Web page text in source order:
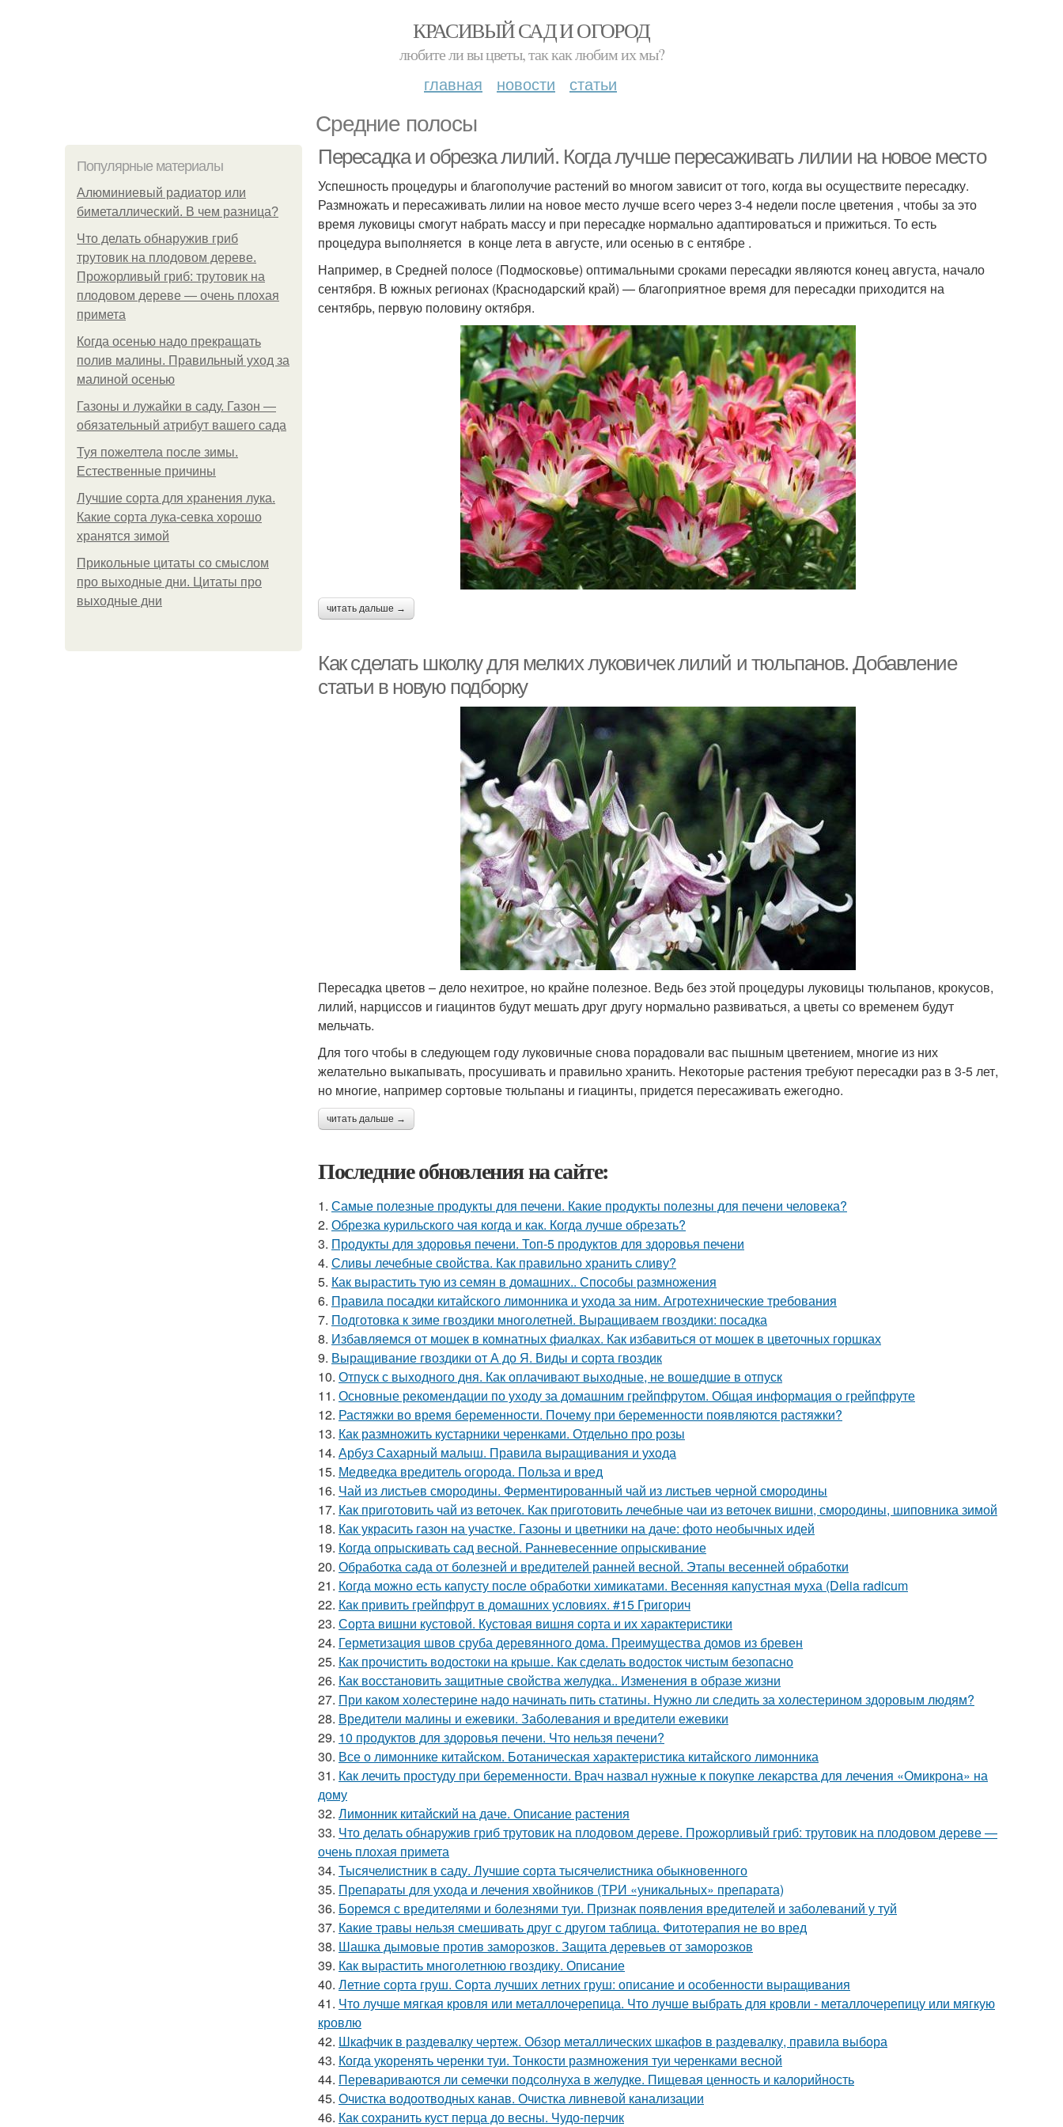
КРАСИВЫЙ САД И ОГОРОД
любите ли вы цветы, так как любим их мы?
главная новости статьи
Средние полосы
Популярные материалы
Алюминиевый радиатор или
биметаллический. В чем разница?
Что делать обнаружив гриб
трутовик на плодовом дереве.
Прожорливый гриб: трутовик на
плодовом дереве — очень плохая
примета
Когда осенью надо прекращать
полив малины. Правильный уход за
малиной осенью
Газоны и лужайки в саду. Газон —
обязательный атрибут вашего сада
Туя пожелтела после зимы.
Естественные причины
Лучшие сорта для хранения лука.
Какие сорта лука-севка хорошо
хранятся зимой
Прикольные цитаты со смыслом
про выходные дни. Цитаты про
выходные дни
Пересадка и обрезка лилий. Когда лучше пересаживать лилии на новое место
Успешность процедуры и благополучие растений во многом зависит от того, когда вы осуществите пересадку.
Размножать и пересаживать лилии на новое место лучше всего через 3-4 недели после цветения , чтобы за это
время луковицы смогут набрать массу и при пересадке нормально адаптироваться и прижиться. То есть
процедура выполняется в конце лета в августе, или осенью в с ентябре .
Например, в Средней полосе (Подмосковье) оптимальными сроками пересадки являются конец августа, начало
сентября. В южных регионах (Краснодарский край) — благоприятное время для пересадки приходится на
сентябрь, первую половину октября.
читать дальше →
Как сделать школку для мелких луковичек лилий и тюльпанов. Добавление
статьи в новую подборку
Пересадка цветов – дело нехитрое, но крайне полезное. Ведь без этой процедуры луковицы тюльпанов, крокусов,
лилий, нарциссов и гиацинтов будут мешать друг другу нормально развиваться, а цветы со временем будут
мельчать.
Для того чтобы в следующем году луковичные снова порадовали вас пышным цветением, многие из них
желательно выкапывать, просушивать и правильно хранить. Некоторые растения требуют пересадки раз в 3-5 лет,
но многие, например сортовые тюльпаны и гиацинты, придется пересаживать ежегодно.
читать дальше →
Последние обновления на сайте:
1. Самые полезные продукты для печени. Какие продукты полезны для печени человека?
2. Обрезка курильского чая когда и как. Когда лучше обрезать?
3. Продукты для здоровья печени. Топ-5 продуктов для здоровья печени
4. Сливы лечебные свойства. Как правильно хранить сливу?
5. Как вырастить тую из семян в домашних.. Способы размножения
6. Правила посадки китайского лимонника и ухода за ним. Агротехнические требования
7. Подготовка к зиме гвоздики многолетней. Выращиваем гвоздики: посадка
8. Избавляемся от мошек в комнатных фиалках. Как избавиться от мошек в цветочных горшках
9. Выращивание гвоздики от А до Я. Виды и сорта гвоздик
10. Отпуск с выходного дня. Как оплачивают выходные, не вошедшие в отпуск
11. Основные рекомендации по уходу за домашним грейпфрутом. Общая информация о грейпфруте
12. Растяжки во время беременности. Почему при беременности появляются растяжки?
13. Как размножить кустарники черенками. Отдельно про розы
14. Арбуз Сахарный малыш. Правила выращивания и ухода
15. Медведка вредитель огорода. Польза и вред
16. Чай из листьев смородины. Ферментированный чай из листьев черной смородины
17. Как приготовить чай из веточек. Как приготовить лечебные чаи из веточек вишни, смородины, шиповника зимой
18. Как украсить газон на участке. Газоны и цветники на даче: фото необычных идей
19. Когда опрыскивать сад весной. Ранневесенние опрыскивание
20. Обработка сада от болезней и вредителей ранней весной. Этапы весенней обработки
21. Когда можно есть капусту после обработки химикатами. Весенняя капустная муха (Delia radicum
22. Как привить грейпфрут в домашних условиях. #15 Григорич
23. Сорта вишни кустовой. Кустовая вишня сорта и их характеристики
24. Герметизация швов сруба деревянного дома. Преимущества домов из бревен
25. Как прочистить водостоки на крыше. Как сделать водосток чистым безопасно
26. Как восстановить защитные свойства желудка.. Изменения в образе жизни
27. При каком холестерине надо начинать пить статины. Нужно ли следить за холестерином здоровым людям?
28. Вредители малины и ежевики. Заболевания и вредители ежевики
29. 10 продуктов для здоровья печени. Что нельзя печени?
30. Все о лимоннике китайском. Ботаническая характеристика китайского лимонника
31. Как лечить простуду при беременности. Врач назвал нужные к покупке лекарства для лечения «Омикрона» на
дому
32. Лимонник китайский на даче. Описание растения
33. Что делать обнаружив гриб трутовик на плодовом дереве. Прожорливый гриб: трутовик на плодовом дереве —
очень плохая примета
34. Тысячелистник в саду. Лучшие сорта тысячелистника обыкновенного
35. Препараты для ухода и лечения хвойников (ТРИ «уникальных» препарата)
36. Боремся с вредителями и болезнями туи. Признак появления вредителей и заболеваний у туй
37. Какие травы нельзя смешивать друг с другом таблица. Фитотерапия не во вред
38. Шашка дымовые против заморозков. Защита деревьев от заморозков
39. Как вырастить многолетнюю гвоздику. Описание
40. Летние сорта груш. Сорта лучших летних груш: описание и особенности выращивания
41. Что лучше мягкая кровля или металлочерепица. Что лучше выбрать для кровли - металлочерепицу или мягкую
кровлю
42. Шкафчик в раздевалку чертеж. Обзор металлических шкафов в раздевалку, правила выбора
43. Когда укоренять черенки туи. Тонкости размножения туи черенками весной
44. Перевариваются ли семечки подсолнуха в желудке. Пищевая ценность и калорийность
45. Очистка водоотводных канав. Очистка ливневой канализации
46. Как сохранить куст перца до весны. Чудо-перчик